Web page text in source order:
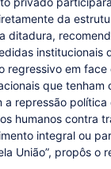
da
ditadura,
institucionais
regressivo em face
que tenham
a repressão
humanos contra
integral ou
União”, propôs o